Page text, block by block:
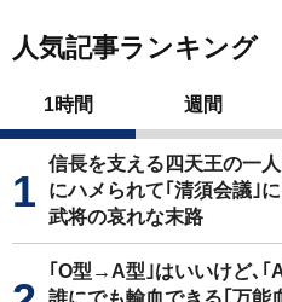
人気記事ランキング
1時間 週間
信長を支える四天王の一
にハメられて｢清須会議｣
武将の哀れな末路
｢O型→A型｣はいいけど､
誰にでも輸血できる｢万能